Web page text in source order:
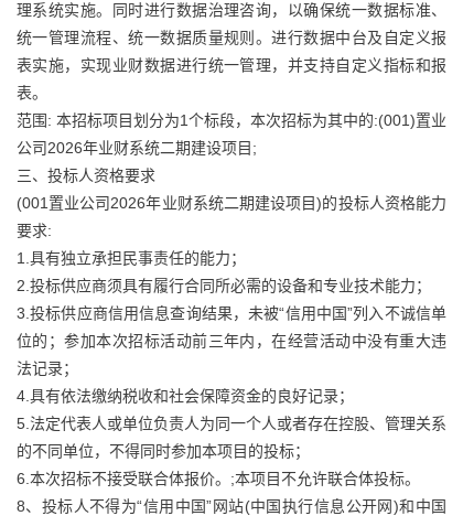
理系统实施。同时进行数据治理咨询，以确保统一数据标准、
统一管理流程、统一数据质量规则。进行数据中台及自定义报
表实施，实现业财数据进行统一管理，并支持自定义指标和报
表。
范围: 本招标项目划分为1个标段，本次招标为其中的:(001)置业
公司2026年业财系统二期建设项目;
三、投标人资格要求
(001置业公司2026年业财系统二期建设项目)的投标人资格能力
要求:
1.具有独立承担民事责任的能力；
2.投标供应商须具有履行合同所必需的设备和专业技术能力；
3.投标供应商信用信息查询结果，未被“信用中国”列入不诚信单
位的；参加本次招标活动前三年内，在经营活动中没有重大违
法记录；
4.具有依法缴纳税收和社会保障资金的良好记录；
5.法定代表人或单位负责人为同一个人或者存在控股、管理关系
的不同单位，不得同时参加本项目的投标；
6.本次招标不接受联合体报价。;本项目不允许联合体投标。
8、投标人不得为“信用中国”网站(中国执行信息公开网)和中国